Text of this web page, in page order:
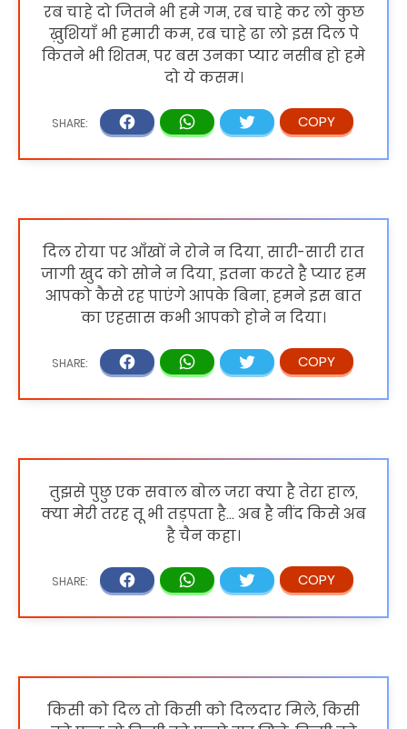
रब चाहे दो जितने भी हमे गम, रब चाहे कर लो कुछ
ख़ुशियाँ भी हमारी कम, रब चाहे ढा लो इस दिल पे
कितने भी शितम, पर बस उनका प्यार नसीब हो हमे
दो ये कसम।
दिल रोया पर आँखों ने रोने न दिया, सारी-सारी रात
जागी खुद को सोने न दिया, इतना करते है प्यार हम
आपको कैसे रह पाएंगे आपके बिना, हमने इस बात
का एहसास कभी आपको होने न दिया।
तुझसे पुछु एक सवाल बोल जरा क्या है तेरा हाल,
क्या मेरी तरह तू भी तड़पता है... अब है नींद किसे अब
है चैन कहा।
किसी को दिल तो किसी को दिलदार मिले, किसी